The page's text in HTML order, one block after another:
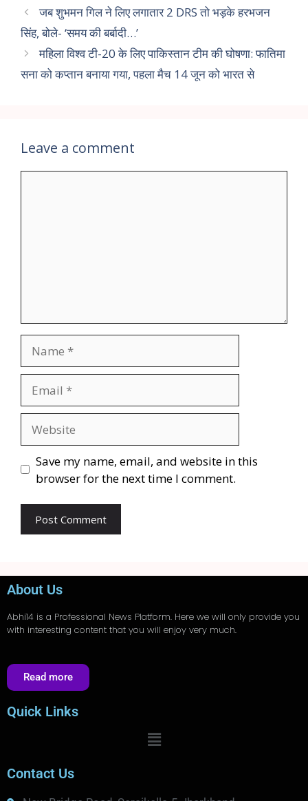
जब शुभमन गिल ने लिए लगातार 2 DRS तो भड़के हरभजन
सिंह, बोले- ‘समय की बर्बादी…’
महिला विश्व टी-20 के लिए पाकिस्तान टीम की घोषणा: फातिमा
सना को कप्तान बनाया गया, पहला मैच 14 जून को भारत से
Leave a comment
Save my name, email, and website in this
browser for the next time I comment.
About Us
Abhi14 is a Professional News Platform. Here we will only provide you
with interesting content that you will enjoy very much.
Read more
Quick Links
Contact Us